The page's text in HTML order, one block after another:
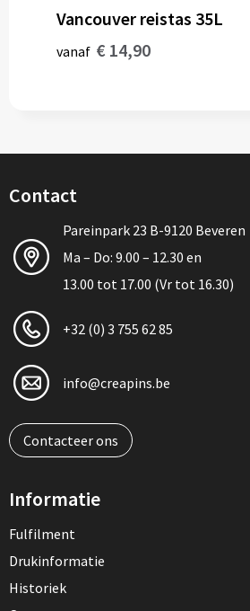
Vancouver reistas 35L
vanaf € 14,90
Contact
Pareinpark 23 B-9120 Beveren
Ma – Do: 9.00 – 12.30 en
13.00 tot 17.00 (Vr tot 16.30)
+32 (0) 3 755 62 85
info@creapins.be
Contacteer ons
Informatie
Fulfilment
Drukinformatie
Historiek